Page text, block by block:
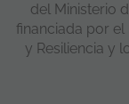
del Ministerio
financiada por
y Resiliencia y